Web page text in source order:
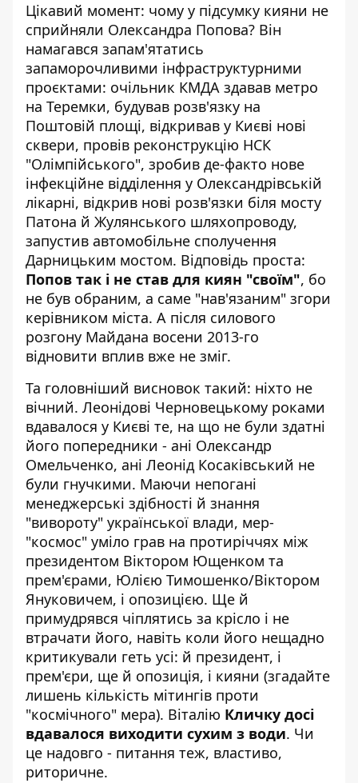
Цікавий момент: чому у підсумку кияни не
сприйняли Олександра Попова? Він
намагався запам'ятатись
запаморочливими інфраструктурними
проєктами: очільник КМДА здавав метро
на Теремки, будував розв'язку на
Поштовій площі, відкривав у Києві нові
сквери, провів реконструкцію НСК
"Олімпійського", зробив де-факто нове
інфекційне відділення у Олександрівській
лікарні, відкрив нові розв'язки біля мосту
Патона й Жулянського шляхопроводу,
запустив автомобільне сполучення
Дарницьким мостом. Відповідь проста:
Попов так і не став для киян "своїм", бо
не був обраним, а саме "нав'язаним" згори
керівником міста. А після силового
розгону Майдана восени 2013-го
відновити вплив вже не зміг.
Та головніший висновок такий: ніхто не
вічний. Леонідові Черновецькому роками
вдавалося у Києві те, на що не були здатні
його попередники - ані Олександр
Омельченко, ані Леонід Косаківський не
були гнучкими. Маючи непогані
менеджерські здібності й знання
"вивороту" української влади, мер-
"космос" уміло грав на протиріччях між
президентом Віктором Ющенком та
прем'єрами, Юлією Тимошенко/Віктором
Януковичем, і опозицією. Ще й
примудрявся чіплятись за крісло і не
втрачати його, навіть коли його нещадно
критикували геть усі: й президент, і
прем'єри, ще й опозиція, і кияни (згадайте
лишень кількість мітингів проти
"космічного" мера). Віталію Кличку досі
вдавалося виходити сухим з води. Чи
це надовго - питання теж, властиво,
риторичне.